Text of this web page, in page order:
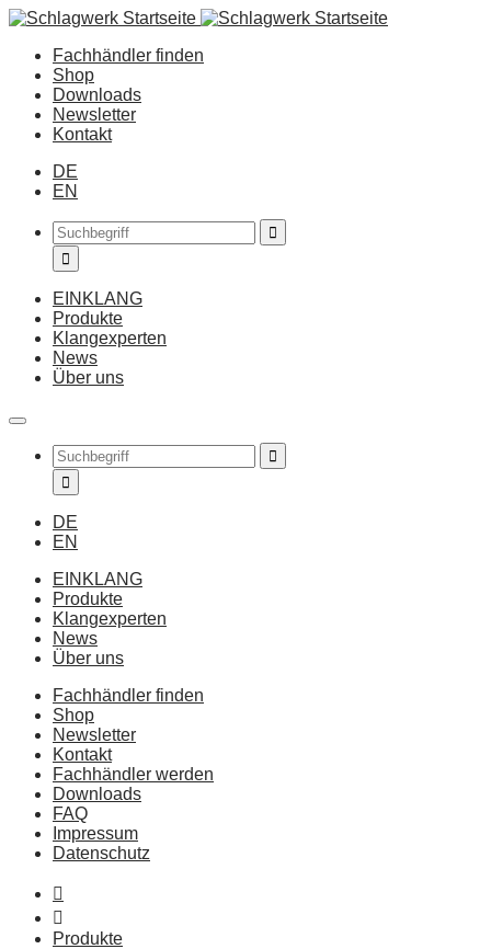
Fachhändler finden
Shop
Downloads
Newsletter
Kontakt
DE
EN
EINKLANG
Produkte
Klangexperten
News
Über uns
DE
EN
EINKLANG
Produkte
Klangexperten
News
Über uns
Fachhändler finden
Shop
Newsletter
Kontakt
Fachhändler werden
Downloads
FAQ
Impressum
Datenschutz
Produkte